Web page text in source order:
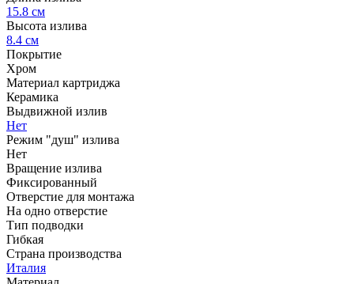
15.8 см
Высота излива
8.4 см
Покрытие
Хром
Материал картриджа
Керамика
Выдвижной излив
Нет
Режим "душ" излива
Нет
Вращение излива
Фиксированный
Отверстие для монтажа
На одно отверстие
Тип подводки
Гибкая
Страна производства
Италия